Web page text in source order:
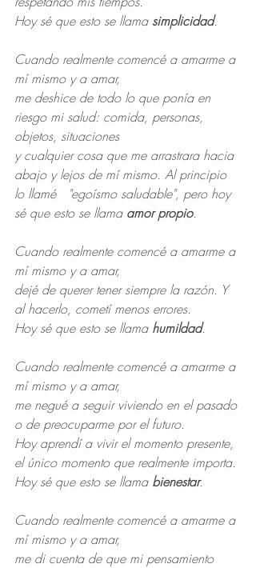
Hoy sé que esto se llama simplicidad.
Cuando realmente comencé a amarme a
mí mismo y a amar,
me deshice de todo lo que ponía en
riesgo mi salud: comida, personas,
objetos, situaciones
y cualquier cosa que me arrastrara hacia
abajo y lejos de mí mismo. Al principio
lo llamé   "egoísmo saludable", pero hoy
sé que esto se llama amor propio.
Cuando realmente comencé a amarme a
mí mismo y a amar,
dejé de querer tener siempre la razón. Y
al hacerlo, cometí menos errores.
Hoy sé que esto se llama humildad.
Cuando realmente comencé a amarme a
mí mismo y a amar,
me negué a seguir viviendo en el pasado
o de preocuparme por el futuro.
Hoy aprendí a vivir el momento presente,
el único momento que realmente importa.
Hoy sé que esto se llama bienestar.
Cuando realmente comencé a amarme a
mí mismo y a amar,
me di cuenta de que mi pensamiento